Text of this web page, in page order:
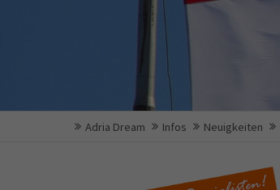
Adria Dream Infos Neuigkeiten